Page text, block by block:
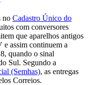
no Cadastro Único do
com conversores
que aparelhos antigos
e assim continuem a
quando o sinal
Sul. Segundo a
(Semhas), as entregas
Correios.